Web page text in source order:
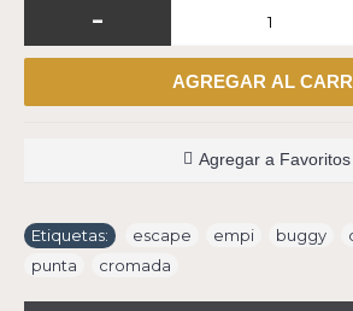
-
AGREGAR AL
Agregar a Favoritos
Etiquetas: escape empi buggy
punta
cromada